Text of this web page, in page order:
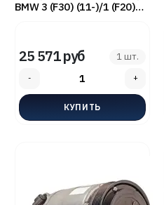
BMW 3 (F30) (11-)/1 (F20)
25 571 руб 1 шт.